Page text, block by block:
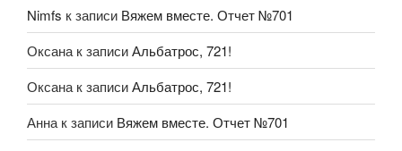
Nimfs к записи Вяжем вместе. Отчет №701
Оксана к записиАльбатрос, 721!
Оксана к записиАльбатрос, 721!
Анна к записи Вяжем вместе. Отчет №701